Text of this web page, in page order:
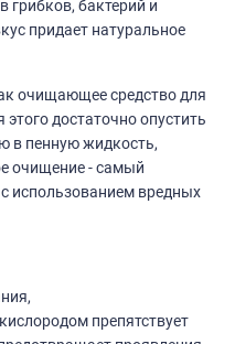
грибков, бактерий и
придает натуральное
очищающее средство для
достаточно опустить
в пенную жидкость,
очищение - самый
использованием вредных
препятствует